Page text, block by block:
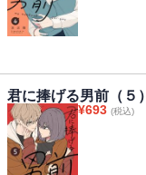
君に捧げる男前（５）
¥693 (税込)